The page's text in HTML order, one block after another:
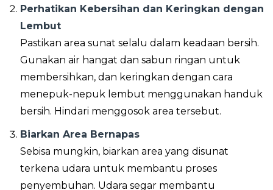
Perhatikan Kebersihan dan Keringkan dengan
Lembut
Pastikan area sunat selalu dalam keadaan bersih.
Gunakan air hangat dan sabun ringan untuk
membersihkan, dan keringkan dengan cara
menepuk-nepuk lembut menggunakan handuk
bersih. Hindari menggosok area tersebut.
Biarkan Area Bernapas
Sebisa mungkin, biarkan area yang disunat
terkena udara untuk membantu proses
penyembuhan. Udara segar membantu